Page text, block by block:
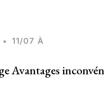
•
11/07 À
Avantages